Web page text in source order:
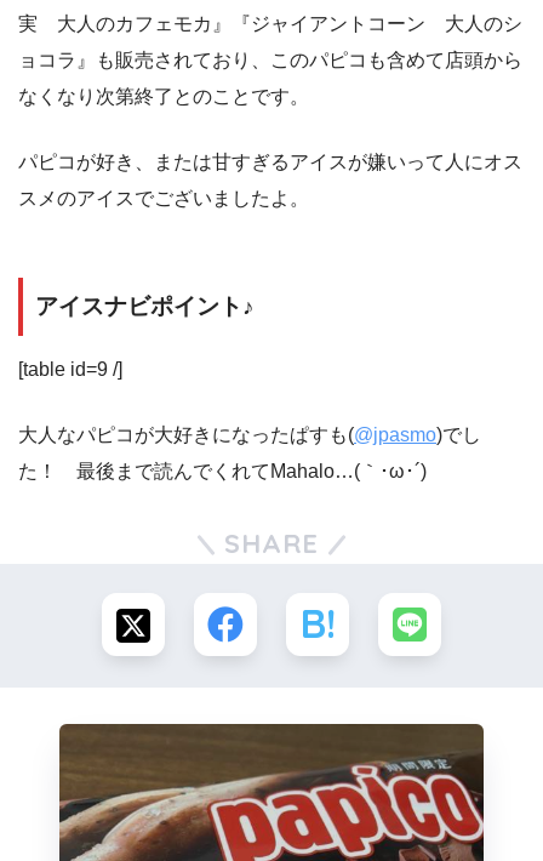
実 大人のカフェモカ』『ジャイアントコーン 大人のシ
ョコラ』も販売されており、このパピコも含めて店頭から
なくなり次第終了とのことです。
パピコが好き、または甘すぎるアイスが嫌いって人にオス
スメのアイスでございましたよ。
アイスナビポイント♪
[table id=9 /]
大人なパピコが大好きになったぱすも(@jpasmo)でし
た！ 最後まで読んでくれてMahalo…(｀･ω･´)ゞ
SHARE